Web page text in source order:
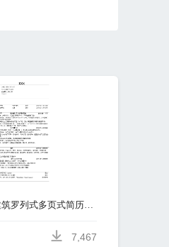
黑色线条土木建筑罗列式多页式简历模板免费下载
7,467